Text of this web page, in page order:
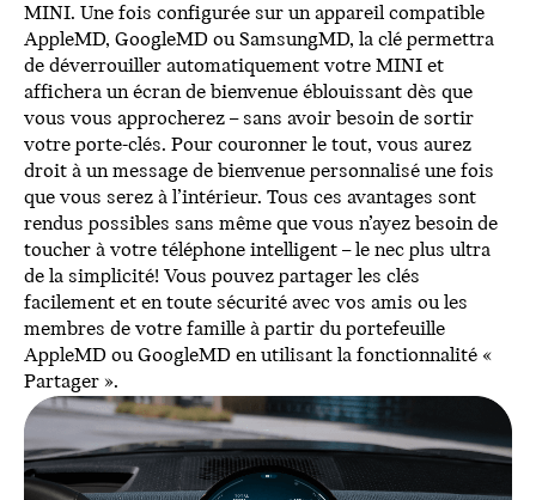
MINI. Une fois configurée sur un appareil compatible
AppleMD, GoogleMD ou SamsungMD, la clé permettra
de déverrouiller automatiquement votre MINI et
affichera un écran de bienvenue éblouissant dès que
vous vous approcherez – sans avoir besoin de sortir
votre porte-clés. Pour couronner le tout, vous aurez
droit à un message de bienvenue personnalisé une fois
que vous serez à l’intérieur. Tous ces avantages sont
rendus possibles sans même que vous n’ayez besoin de
toucher à votre téléphone intelligent – le nec plus ultra
de la simplicité! Vous pouvez partager les clés
facilement et en toute sécurité avec vos amis ou les
membres de votre famille à partir du portefeuille
AppleMD ou GoogleMD en utilisant la fonctionnalité «
Partager ».